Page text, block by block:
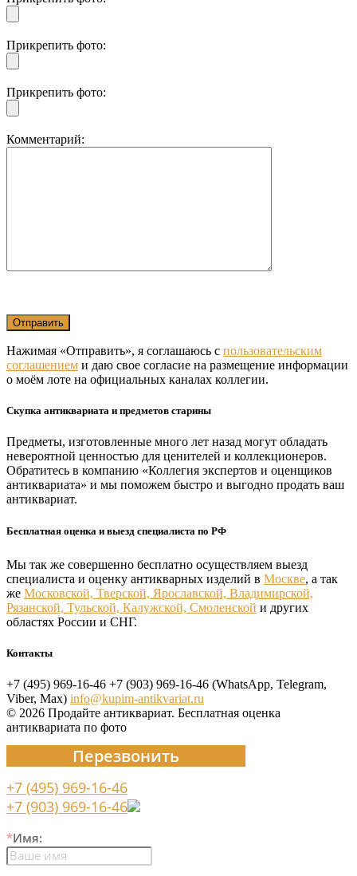
Прикрепить фото:
Прикрепить фото:
Комментарий:
Нажимая «Отправить», я соглашаюсь с пользовательским
соглашением и даю свое согласие на размещение информации
о моём лоте на официальных каналах коллегии.
Скупка антиквариата и предметов старины
Предметы, изготовленные много лет назад могут обладать
невероятной ценностью для ценителей и коллекционеров.
Обратитесь в компанию «Коллегия экспертов и оценщиков
антиквариата» и мы поможем быстро и выгодно продать ваш
антиквариат.
Бесплатная оценка и выезд специалиста по РФ
Мы так же совершенно бесплатно осуществляем выезд
специалиста и оценку антикварных изделий в Москве, а так
же Московской, Тверской, Ярославской, Владимирской,
Рязанской, Тульской, Калужской, Смоленской и других
областях России и СНГ.
Контакты
+7 (495) 969-16-46 +7 (903) 969-16-46 (WhatsApp, Telegram,
Viber, Max) info@kupim-antikvariat.ru
© 2026 Продайте антиквариат. Бесплатная оценка
антиквариата по фото
Перезвонить
+7 (495) 969-16-46
+7 (903) 969-16-46
*Имя: